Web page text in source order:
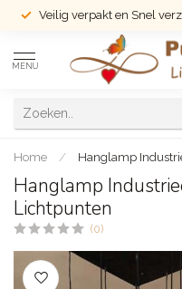
Veilig verpakt en Snel
MENU
Home / Hanglamp
Hanglamp
Lichtpunten
(0)